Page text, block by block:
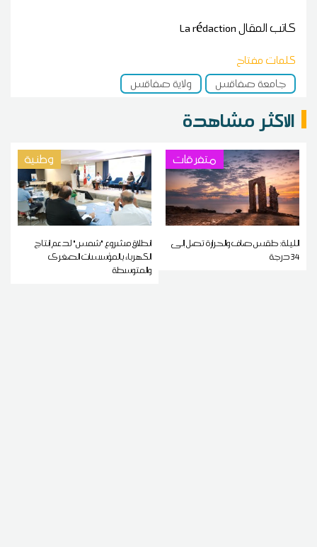
كاتب المقالLa rédaction
كلمات مفتاح
جامعة صفاقس
ولاية صفاقس
الاكثر مشاهدة
متفرقات
الليلة: طقس صاف والحرارة تصل إلى
34 درجة
وطنية
انطلاق مشروع "شمس" لدعم إنتاج
الكهرباء بالمؤسسات الصغرى
والمتوسطة